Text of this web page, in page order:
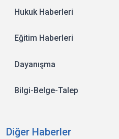
Hukuk Haberleri
Eğitim Haberleri
Dayanışma
Bilgi-Belge-Talep
Diğer Haberler